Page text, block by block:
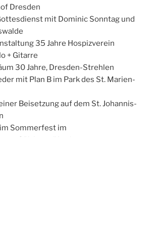
Dresden
mit Dominic Sonntag und
35 Jahre Hospizverein
+ Gitarre
30 Jahre, Dresden-Strehlen
mit Plan B im Park des St. Marien-
Beisetzung auf dem St. Johannis-
Sommerfest im
Sülzhayn (Harz)